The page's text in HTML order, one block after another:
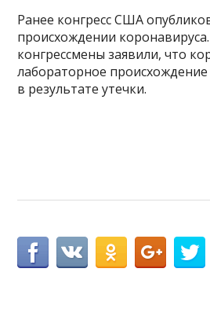
Ранее конгресс США
происхождении
конгрессмены заявили, что
лабораторное происхождение
в результате утечки.